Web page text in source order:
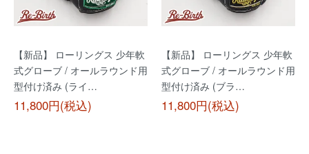
【新品】 ローリングス 少年軟
式グローブ / オールラウンド用
型付け済み (ライ…
11,800円(税込)
【新品】 ローリングス 少年軟
式グローブ / オールラウンド用
型付け済み (ブラ…
11,800円(税込)